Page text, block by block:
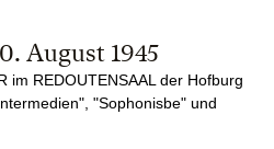
August 1945
im REDOUTENSAAL der Hofburg
"Sophonisbe" und